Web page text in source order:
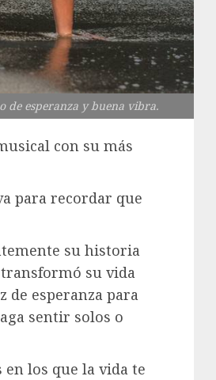
de esperanza y buena vibra.
con su más
para recordar que
su historia
su vida
de esperanza para
sentir solos o
en los que la vida te